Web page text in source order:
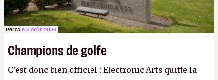
Percole 5 août 2026
Champions de golfe
C'est donc bien officiel : Electronic Arts quitte la